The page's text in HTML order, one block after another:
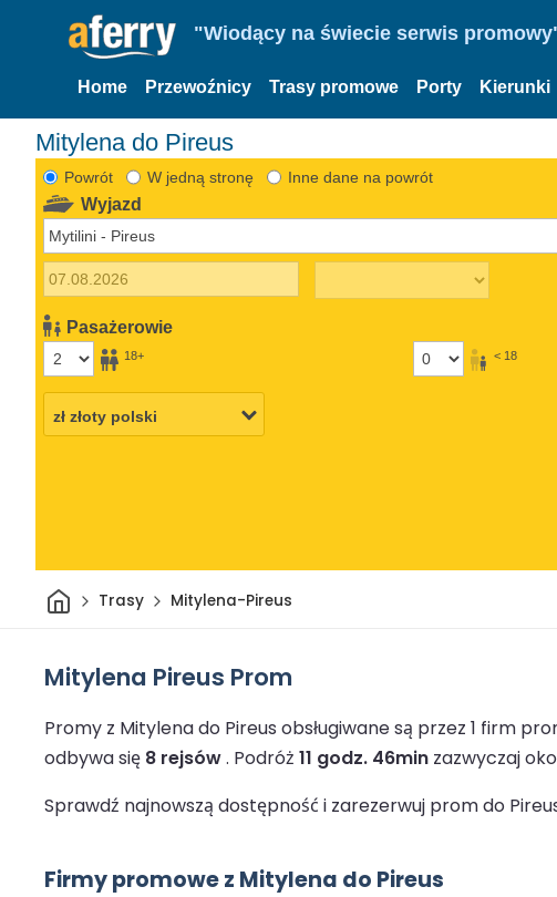
"Wiodący na świecie serwis
Home Przewoźnicy Trasy promowe Porty Kierunki
Mitylena do Pireus
Powrót W jedną stronę Inne dane na powrót
Wyjazd
Pasażerowie
18+ < 18
DomTrasy Mitylena-Pireus
Mitylena Pireus Prom
Promy z Mitylena do Pireus obsługiwane są przez 1 firm
odbywa się 8 rejsów. Podróż 11 godz. 46min zazwyczaj
Sprawdź najnowszą dostępność i zarezerwuj prom do
Firmy promowe z Mitylena do Pireus